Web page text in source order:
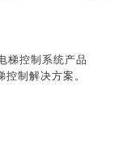
方位的电梯技术
、沙特、土耳